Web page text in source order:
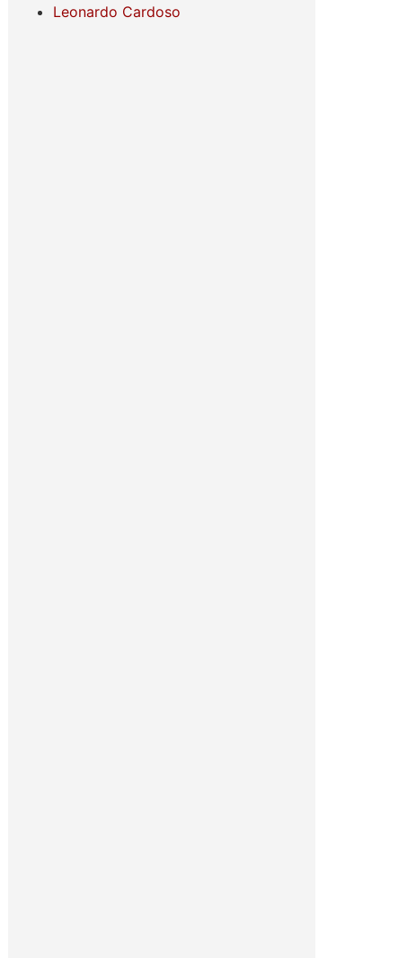
Leonardo Cardoso